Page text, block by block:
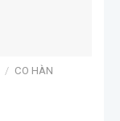
/ CO HÀN